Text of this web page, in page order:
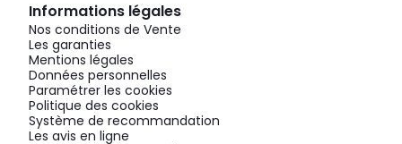
Informations légales
Nos conditions de Vente
Les garanties
Mentions légales
Données personnelles
Paramétrer les cookies
Politique des cookies
Système de recommandation
Les avis en ligne